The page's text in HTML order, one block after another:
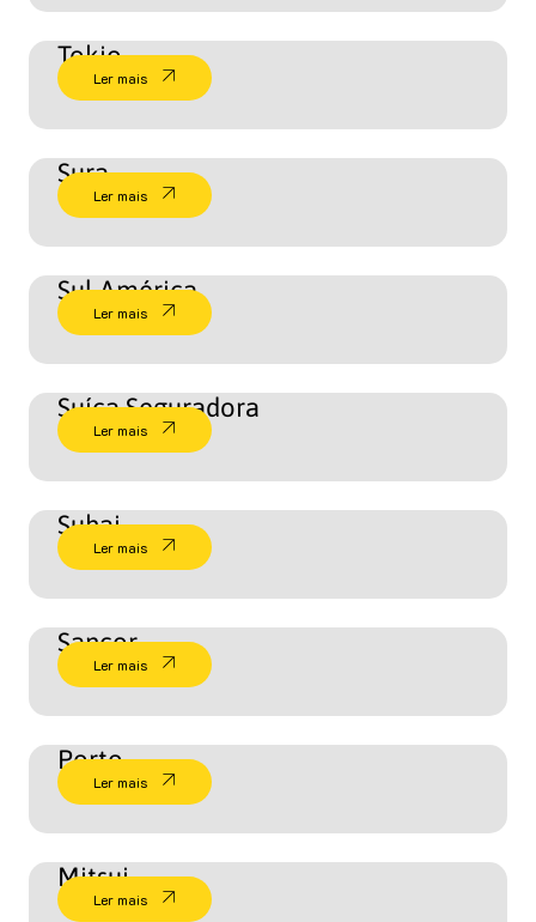
Tokio
Ler mais
Sura
Ler mais
Sul América
Ler mais
Suíça Seguradora
Ler mais
Suhai
Ler mais
Sancor
Ler mais
Porto
Ler mais
Mitsui
Ler mais